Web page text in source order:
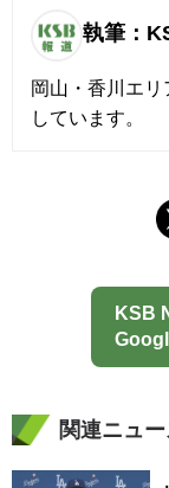
執筆：
岡山・香川エ
しています。
KSB
関連ニュー